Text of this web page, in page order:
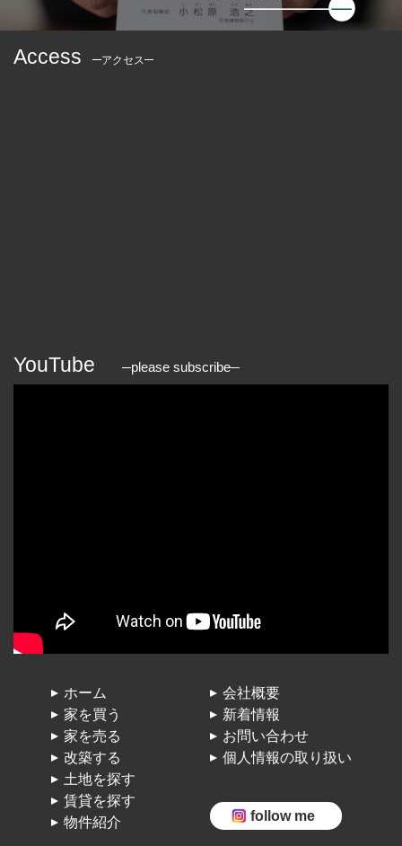
Access アクセス
YouTube please subscribe
ホーム
家を買う
家を売る
改築する
土地を探す
賃貸を探す
物件紹介
会社概要
新着情報
お問い合わせ
個人情報の取り扱い
follow me